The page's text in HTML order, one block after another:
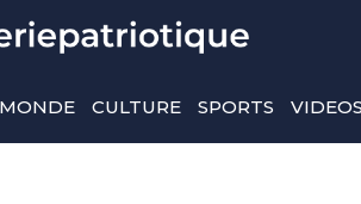
MONDE CULTURE SPORTS